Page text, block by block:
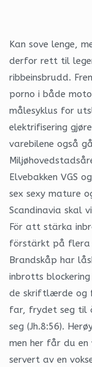
Kan sove lenge,
derfor rett til
ribbeinsbrudd.
porno i både
målesyklus for
elektrifisering
varebilene også
Elvebakken VGS
sex sexy mature
Scandinavia skal
För att stärka
förstärkt på flera
Brandskåp har
inbrotts
de skriftlærde og
far, frydet seg til
seg (Jh.8:56).
men her får du en
servert av en